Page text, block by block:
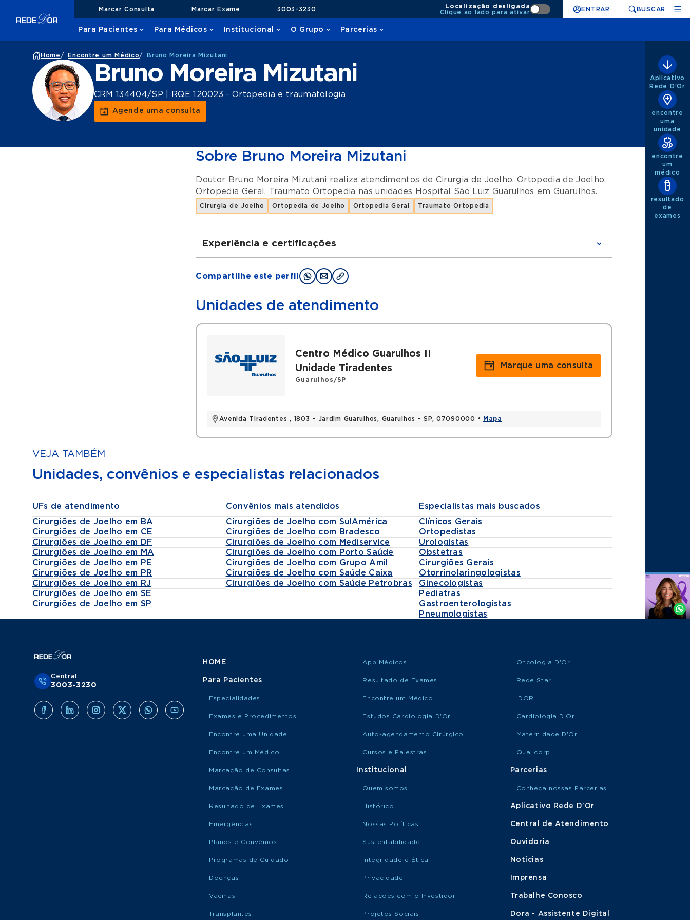
Marcar Consulta Marcar Exame 3003-3230
Localização desligada
Clique ao lado para ativar
ENTRAR BUSCAR
Para Pacientes Para Médicos Institucional O Grupo Parcerias
Home / Encontre um Médico/ Bruno Moreira Mizutani
Bruno Moreira Mizutani
CRM 134404/SP | RQE 120023 - Ortopedia e traumatologia
Agende uma consulta
Sobre Bruno Moreira Mizutani
Doutor Bruno Moreira Mizutani realiza atendimentos de Cirurgia de Joelho,Ortopedia de Joelho,
Ortopedia Geral, Traumato Ortopedia nas unidades Hospital São Luiz Guarulhos emGuarulhos.
Cirurgia de Joelho Ortopedia de Joelho Ortopedia Geral Traumato Ortopedia
Experiência e certificações
Graduações
Residência ema Ortopedia e Traumatologia Faculdade de Medicina de Botucatu - Unesp
Pós Graduação Medicina do Esporte CEFIT
Filiações
Histórico
Médico Hospital das Clínicas de Botucatu 2014-2016
Médico São Paulo Futebol Clube 2015-2022
Médico Clube Vital Ibiúna 2025 - atual
Compartilhe este perfil
Unidades de atendimento
Centro Médico Guarulhos II
Unidade Tiradentes
Guarulhos/SP
Avenida Tiradentes , 1803 - Jardim Guarulhos, Guarulhos - SP, 07090000 • Mapa
Marque uma consulta
VEJA TAMBÉM
Unidades, convênios e especialistas relacionados
UFs de atendimento
Cirurgiões de Joelho em BA
Cirurgiões de Joelho em CE
Cirurgiões de Joelho em DF
Cirurgiões de Joelho em MA
Cirurgiões de Joelho em PE
Cirurgiões de Joelho em PR
Cirurgiões de Joelho em RJ
Cirurgiões de Joelho em SE
Cirurgiões de Joelho em SP
Convênios mais atendidos
Cirurgiões de Joelho com SulAmérica
Cirurgiões de Joelho com Bradesco
Cirurgiões de Joelho com Mediservice
Cirurgiões de Joelho com Porto Saúde
Cirurgiões de Joelho com Grupo Amil
Cirurgiões de Joelho com Saúde Caixa
Cirurgiões de Joelho com Saúde Petrobras
Especialistas mais buscados
Clínicos Gerais
Ortopedistas
Urologistas
Obstetras
Cirurgiões Gerais
Otorrinolaringologistas
Ginecologistas
Pediatras
Gastroenterologistas
Pneumologistas
Aplicativo
Rede D'Or
encontre
uma
unidade
encontre
um
médico
resultado
de
exames
Agende
Whatsapp
Central
3003-3230
HOME
Para Pacientes
Especialidades
Exames e Procedimentos
Encontre uma Unidade
Encontre um Médico
Marcação de Consultas
Marcação de Exames
Resultado de Exames
Emergências
Planos e Convênios
Programas de Cuidado
Doenças
Vacinas
Transplantes
App Médicos
Resultado de Exames
Encontre um Médico
Estudos Cardiologia D'Or
Auto-agendamento Cirúrgico
Cursos e Palestras
Institucional
Quem somos
Histórico
Nossas Políticas
Sustentabilidade
Integridade e Ética
Privacidade
Relações com o Investidor
Projetos Sociais
Oncologia D'Or
Rede Star
IDOR
Cardiologia D’Or
Maternidade D'Or
Qualicorp
Parcerias
Conheça nossas Parcerias
Aplicativo Rede D'Or
Central de Atendimento
Ouvidoria
Notícias
Imprensa
Trabalhe Conosco
Dora - Assistente Digital